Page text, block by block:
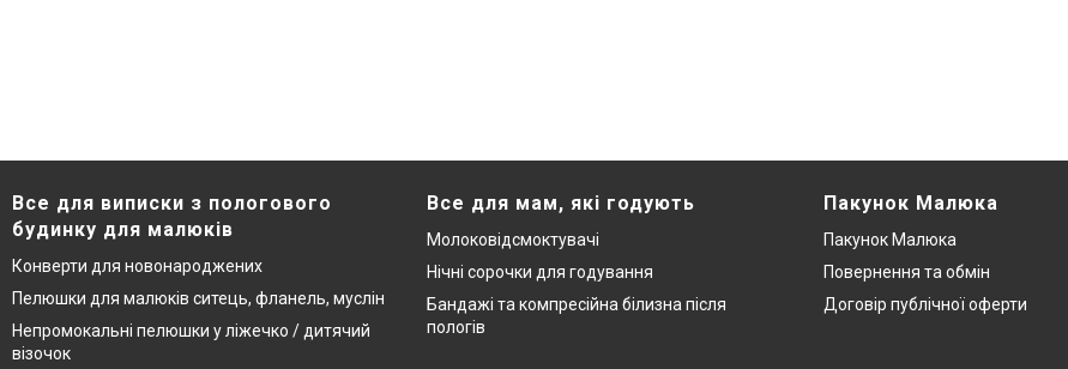
Все для виписки з пологового
будинку для малюків
Конверти для новонароджених
Пелюшки для малюків ситець, фланель, муслін
Непромокальні пелюшки у ліжечко / дитячий
візочок
Все для мам, які годують
Молоковідсмоктувачі
Нічні сорочки для годування
Бандажі та компресійна білизна після
пологів
Пакунок Малюка
Пакунок Малюка
Повернення та обмін
Договір публічної оферти